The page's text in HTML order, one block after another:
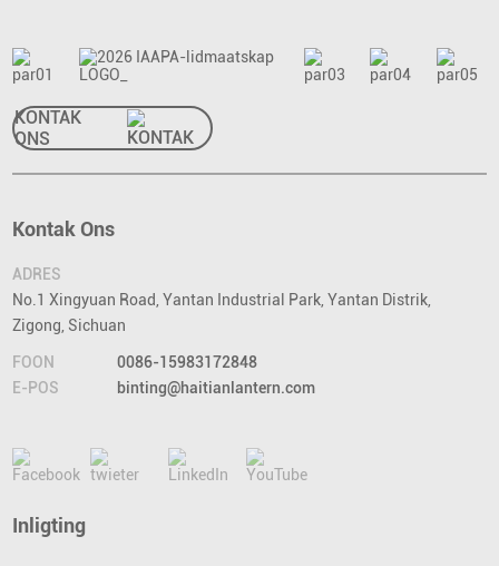
KONTAK
ONS
Kontak Ons
ADRES
No.1 Xingyuan Road, Yantan Industrial Park, Yantan Distrik,
Zigong, Sichuan
FOON
0086-15983172848
E-POS
binting@haitianlantern.com
Inligting